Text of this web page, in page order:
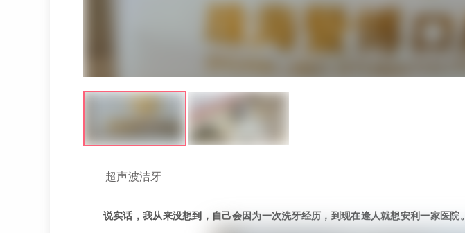
超声波洁牙
说实话，我从来没想到，自己会因为一次洗牙经历，到现在逢人就想安利一家医院。